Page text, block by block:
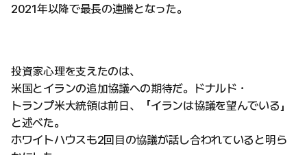
2021年以降で最長の連騰となった。
投資家心理を支えたのは、
米国とイランの追加協議への期待だ。ドナルド・
トランプ米大統領は前日、「イランは協議を望んでいる」
と述べた。
ホワイトハウスも2回目の協議が話し合われていると明ら